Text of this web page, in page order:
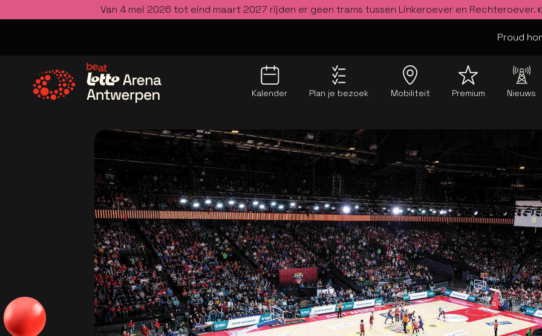
Van 4 mei 2026 tot eind maart 2027 rijden er geen trams tussen Linkeroever en Rechteroever.
Proud
Kalender Plan je bezoek Mobiliteit Premium Nieuws